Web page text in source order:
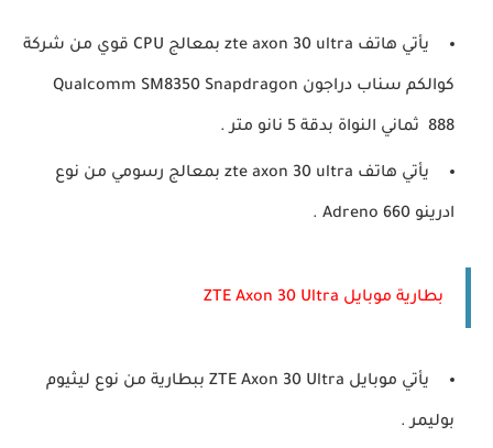
يأتي هاتف zte axon 30 ultra بمعالج CPU قوي من شركة
كوالكم سناب دراجون Qualcomm SM8350 Snapdragon
888 ثماني النواة بدقة 5 نانو متر .
يأتي هاتف zte axon 30 ultra بمعالج رسومي من نوع
ادرينو Adreno 660 .
بطارية موبايل ZTE Axon 30 Ultra
يأتي موبايل ZTE Axon 30 Ultra ببطارية من نوع ليثيوم
بوليمر .